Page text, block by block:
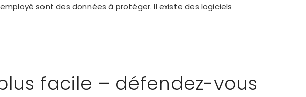
sont des données à protéger. Il existe des logiciels
facile – défendez-vous